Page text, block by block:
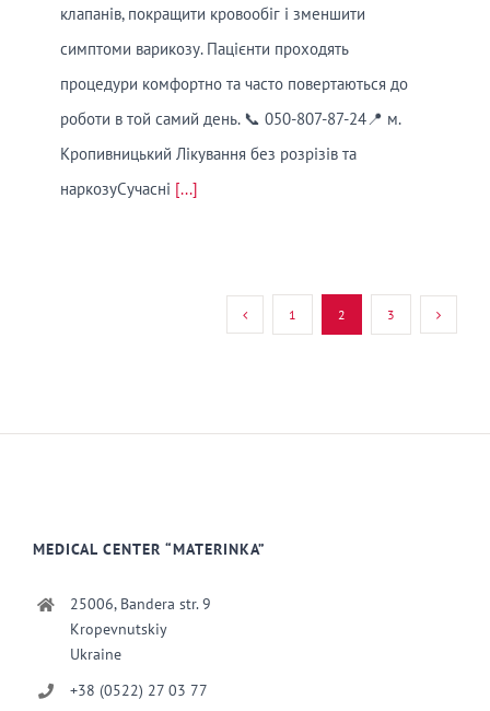
клапанів, покращити кровообіг і зменшити
симптоми варикозу. Пацієнти проходять
процедури комфортно та часто повертаються до
роботи в той самий день. 📞 050-807-87-24📍 м.
Кропивницький Лікування без розрізів та
наркозуСучасні [...]
1 2 3
MEDICAL CENTER “MATERINKA”
25006, Bandera str. 9
Kropevnutskiy
Ukraine
+38 (0522) 27 03 77